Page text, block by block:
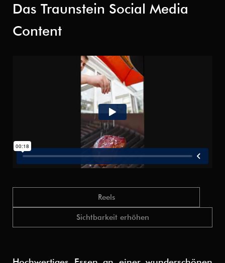
Das Traunstein Social Media
Content
Reels
Sichtbarkeit erhöhen